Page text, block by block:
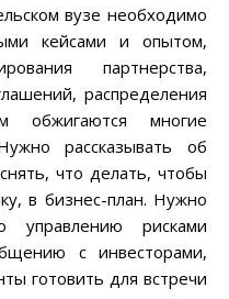
вузе необходимо
кейсами и опытом,
партнерства,
распределения
многие
рассказывать об
что делать, чтобы
в бизнес-план. Нужно
управлению рисками
с инвесторами,
готовить для встречи